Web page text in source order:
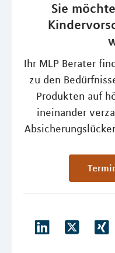
Sie
Ihr MLP Berater
zu den
Produkten auf
ineinander